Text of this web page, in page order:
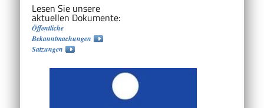
Lesen Sie unsere
aktuellen Dokumente:
Öffentliche
Bekanntmachungen
Satzungen